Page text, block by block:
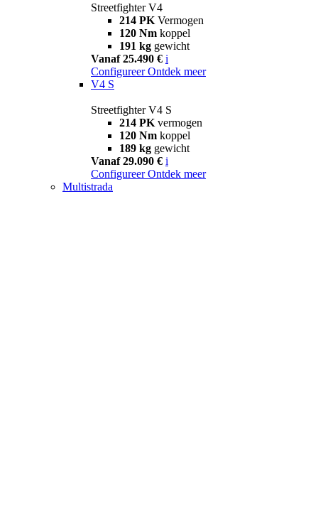
Streetfighter V4
214 PK Vermogen
120 Nm koppel
191 kg gewicht
Vanaf 25.490 € i
Configureer Ontdek meer
V4 S
Streetfighter V4 S
214 PK vermogen
120 Nm koppel
189 kg gewicht
Vanaf 29.090 € i
Configureer Ontdek meer
Multistrada